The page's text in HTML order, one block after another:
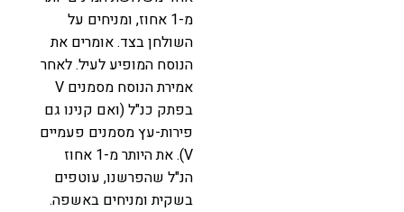
מ-1 אחוז, ומניחים על
השולחן בצד. אומרים את
הנוסח המופיע לעיל. לאחר
אמירת הנוסח מסמנים V
בפתק כנ"ל (ואם קנינו גם
פירות-עץ מסמנים פעמיים
V). את היותר מ-1 אחוז
הנ"ל שהפרשנו, עוטפים
בשקית ומניחים באשפה.